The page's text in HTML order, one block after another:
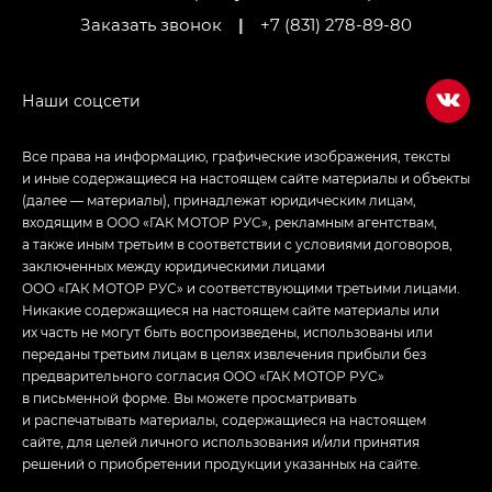
Empow — Эмпау (Empow) в комплектации
Заказать звонок
| +7 (831) 278-89-80
Все права на информацию, графические изображения, тексты
и иные содержащиеся на настоящем сайте материалы и объекты
(далее — материалы), принадлежат юридическим лицам,
входящим в ООО «ГАК МОТОР РУС», рекламным агентствам,
а также иным третьим в соответствии с условиями договоров,
заключенных между юридическими лицами
ООО «ГАК МОТОР РУС» и соответствующими третьими лицами.
Никакие содержащиеся на настоящем сайте материалы или
их часть не могут быть воспроизведены, использованы или
переданы третьим лицам в целях извлечения прибыли без
предварительного согласия ООО «ГАК МОТОР РУС»
в письменной форме. Вы можете просматривать
и распечатывать материалы, содержащиеся на настоящем
сайте, для целей личного использования и/или принятия
решений о приобретении продукции указанных на сайте.